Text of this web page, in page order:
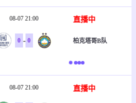
08-07 21:00 直播中
0 - 0 柏克塔哥B队
08-07 21:00 直播中